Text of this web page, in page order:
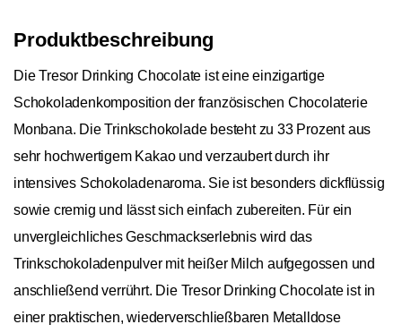
Produktbeschreibung
Die Tresor Drinking Chocolate ist eine einzigartige
Schokoladenkomposition der französischen Chocolaterie
Monbana. Die Trinkschokolade besteht zu 33 Prozent aus
sehr hochwertigem Kakao und verzaubert durch ihr
intensives Schokoladenaroma. Sie ist besonders dickflüssig
sowie cremig und lässt sich einfach zubereiten. Für ein
unvergleichliches Geschmackserlebnis wird das
Trinkschokoladenpulver mit heißer Milch aufgegossen und
anschließend verrührt. Die Tresor Drinking Chocolate ist in
einer praktischen, wiederverschließbaren Metalldose